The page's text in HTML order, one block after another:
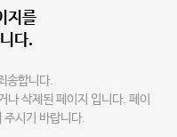
지를
다.
송합니다.
나 삭제된 페이지 입니다. 페이
주시기 바랍니다.